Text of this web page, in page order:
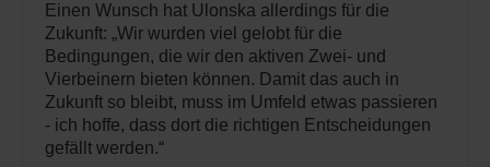
Einen Wunsch hat Ulonska allerdings für die
Zukunft: „Wir wurden viel gelobt für die
Bedingungen, die wir den aktiven Zwei- und
Vierbeinern bieten können. Damit das auch in
Zukunft so bleibt, muss im Umfeld etwas passieren
- ich hoffe, dass dort die richtigen Entscheidungen
gefällt werden.“